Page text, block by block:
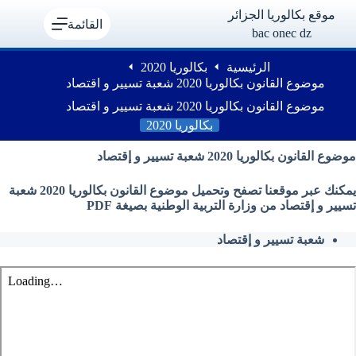
موقع بكالوريا الجزائر
bac onec dz
القائمة
الرئيسية
بكالوريا 2020
موضوع القانون بكالوريا 2020 شعبة تسيير و اقتصاد
موضوع القانون بكالوريا 2020 شعبة تسيير و اقتصاد
بكالوريا 2020
موضوع القانون بكالوريا 2020 شعبة تسيير و إقتصاد
يمكنك عبر موقعنا تصفح وتحميل موضوع القانون بكالوريا 2020 شعبة
تسيير و إقتصاد من وزارة التربية الوطنية بصيغة PDF
شعبة تسيير و إقتصاد